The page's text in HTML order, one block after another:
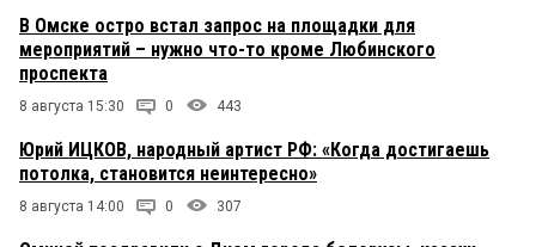
В Омске остро встал запрос на площадки для
мероприятий – нужно что-то кроме Любинского
проспекта
8 августа 15:30 0 443
Юрий ИЦКОВ, народный артист РФ: «Когда достигаешь
потолка, становится неинтересно»
8 августа 14:00 0 307